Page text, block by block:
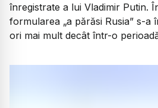
înregistrate a lui Vladimir Putin.
formularea „a părăsi Rusia” s-a
ori mai mult decât într-o